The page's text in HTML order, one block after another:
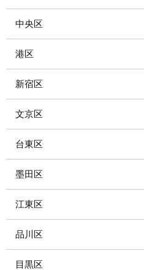
中央区
港区
新宿区
文京区
台東区
墨田区
江東区
品川区
目黒区